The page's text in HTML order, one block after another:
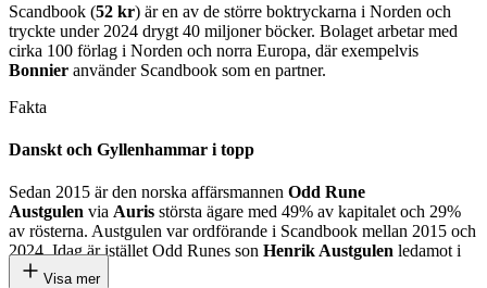
Scandbook (52 kr) är en av de större boktryckarna i Norden och
tryckte under 2024 drygt 40 miljoner böcker. Bolaget arbetar med
cirka 100 förlag i Norden och norra Europa, där exempelvis
Bonnier använder Scandbook som en partner.
Fakta
Danskt och Gyllenhammar i topp
Sedan 2015 är den norska affärsmannen Odd Rune
Austgulen via Auris största ägare med 49% av kapitalet och 29%
av rösterna. Austgulen var ordförande i Scandbook mellan 2015 och
2024. Idag är istället Odd Runes son Henrik Austgulen ledamot i
bolaget.Visa mer